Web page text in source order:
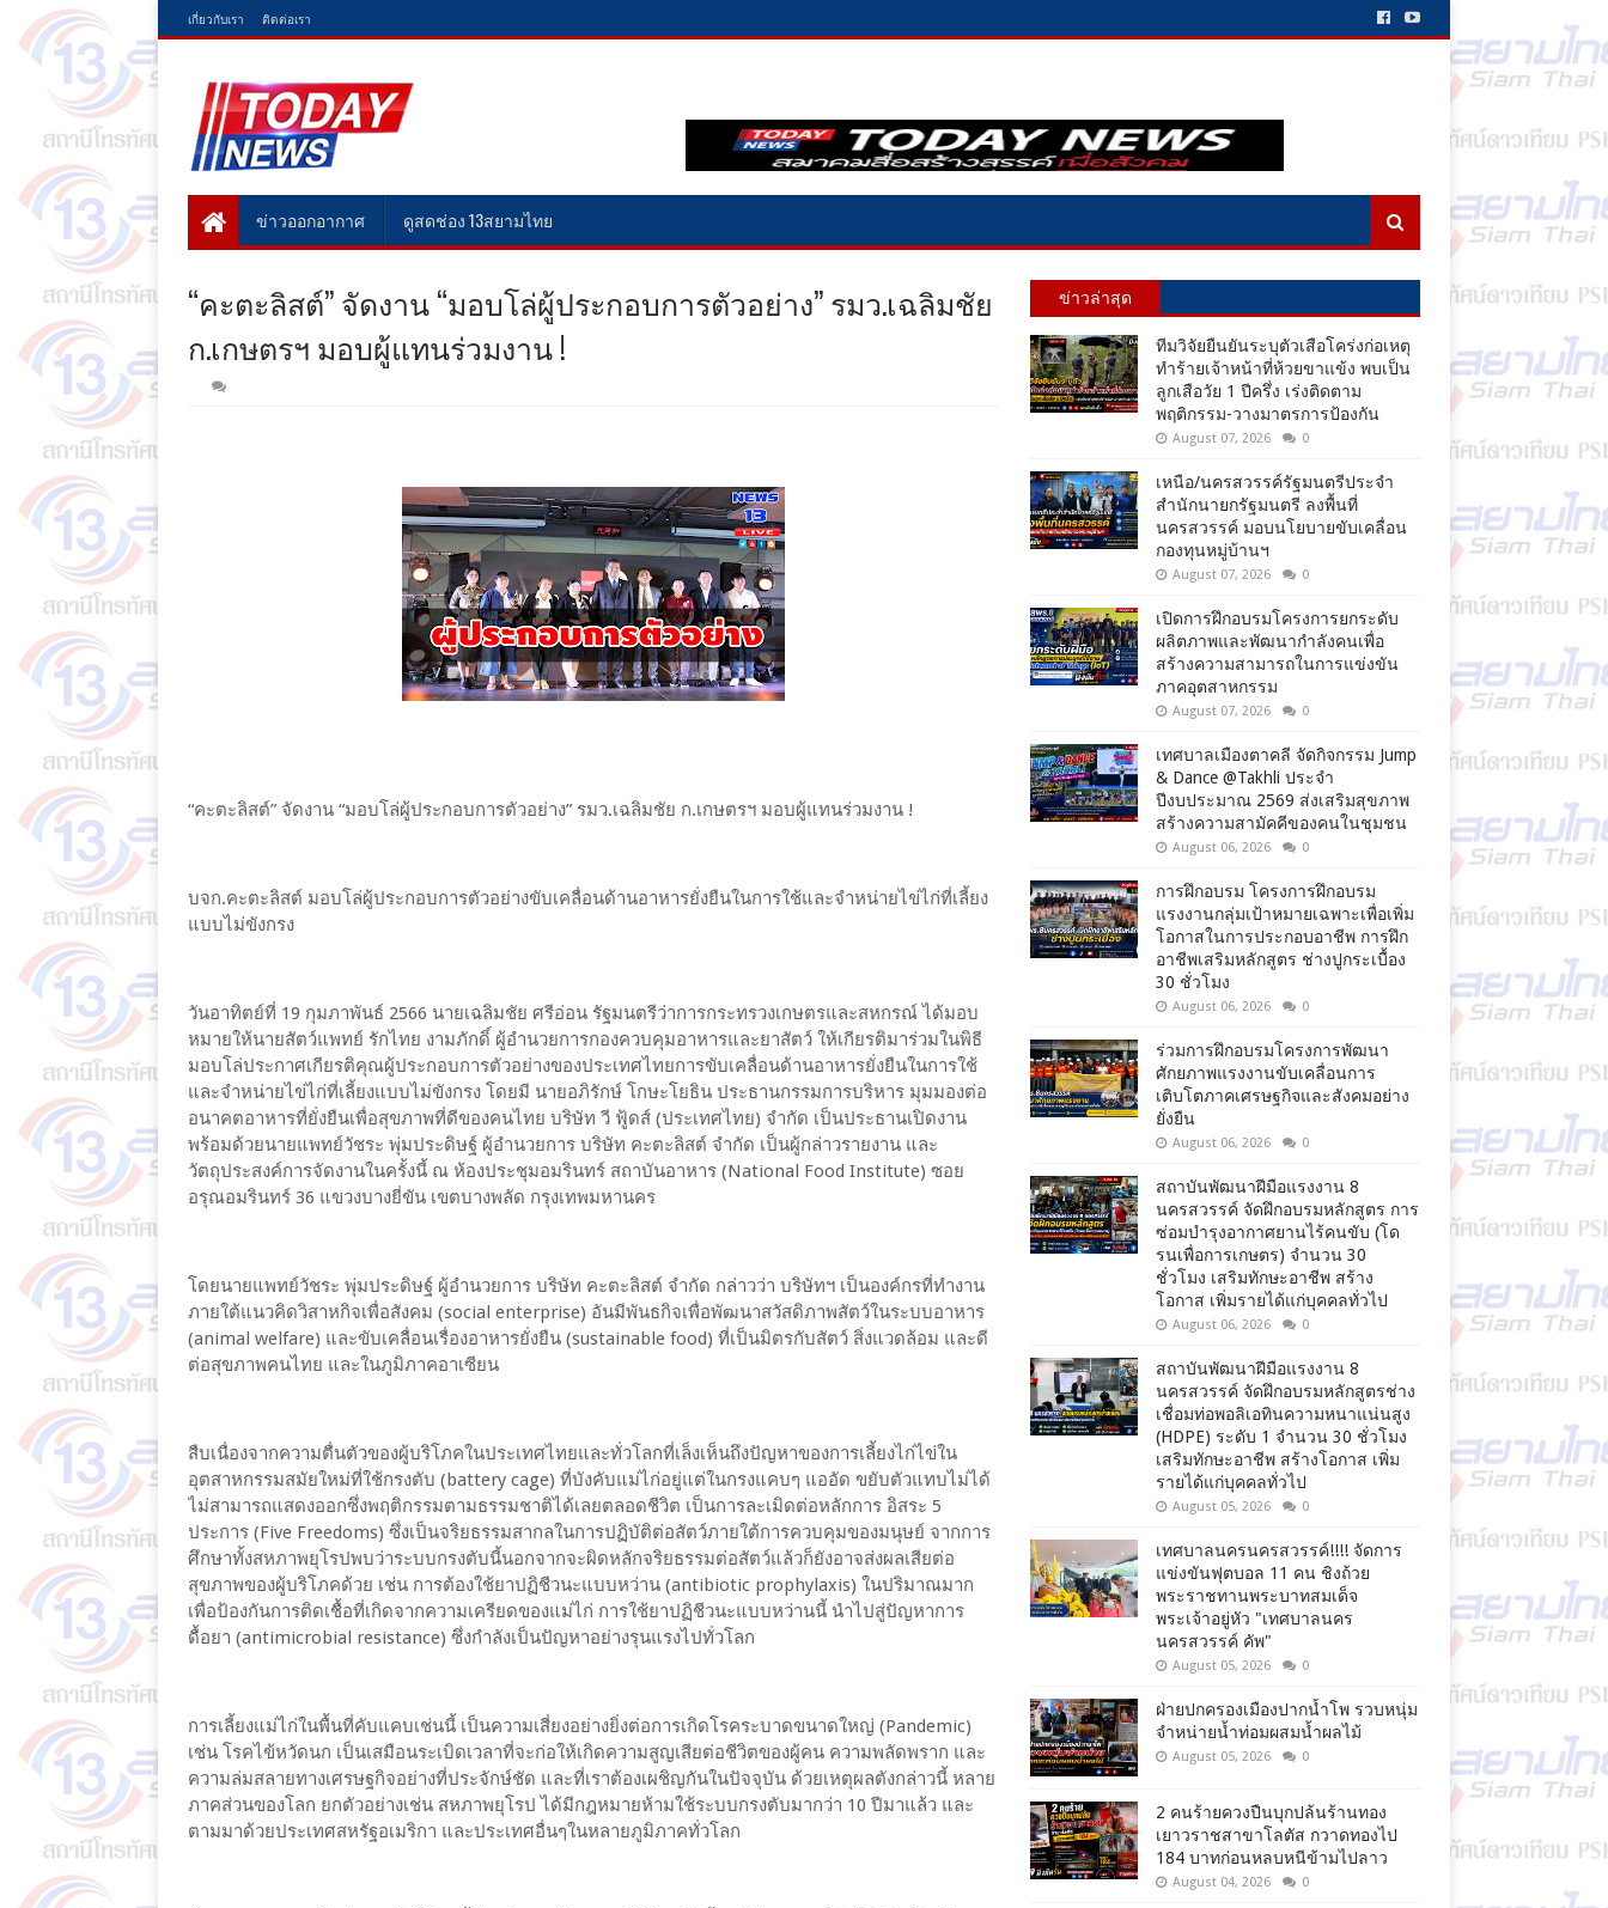
เกี่ยวกับเรา ติดต่อเรา
ข่าวออกอากาศ ดูสดช่อง 13สยามไทย
“คะตะลิสต์” จัดงาน “มอบโล่ผู้ประกอบการตัวอย่าง” รมว.เฉลิมชัย
ก.เกษตรฯ มอบผู้แทนร่วมงาน !
“คะตะลิสต์” จัดงาน “มอบโล่ผู้ประกอบการตัวอย่าง” รมว.เฉลิมชัย ก.เกษตรฯ มอบผู้แทนร่วมงาน !
บจก.คะตะลิสต์ มอบโล่ผู้ประกอบการตัวอย่างขับเคลื่อนด้านอาหารยั่งยืนในการใช้และจำหน่ายไข่ไก่ที่เลี้ยง
แบบไม่ขังกรง
วันอาทิตย์ที่ 19 กุมภาพันธ์ 2566 นายเฉลิมชัย ศรีอ่อน รัฐมนตรีว่าการกระทรวงเกษตรและสหกรณ์ ได้มอบ
หมายให้นายสัตว์แพทย์ รักไทย งามภักดิ์ ผู้อำนวยการกองควบคุมอาหารและยาสัตว์ ให้เกียรติมาร่วมในพิธี
มอบโล่ประกาศเกียรติคุณผู้ประกอบการตัวอย่างของประเทศไทยการขับเคลื่อนด้านอาหารยั่งยืนในการใช้
และจำหน่ายไข่ไก่ที่เลี้ยงแบบไม่ขังกรง โดยมี นายอภิรักษ์ โกษะโยธิน ประธานกรรมการบริหาร มุมมองต่อ
อนาคตอาหารที่ยั่งยืนเพื่อสุขภาพที่ดีของคนไทย บริษัท วี ฟู้ดส์ (ประเทศไทย) จำกัด เป็นประธานเปิดงาน
พร้อมด้วยนายแพทย์วัชระ พุ่มประดิษฐ์ ผู้อำนวยการ บริษัท คะตะลิสต์ จำกัด เป็นผู้กล่าวรายงาน และ
วัตถุประสงค์การจัดงานในครั้งนี้ ณ ห้องประชุมอมรินทร์ สถาบันอาหาร (National Food Institute) ซอย
อรุณอมรินทร์ 36 แขวงบางยี่ขัน เขตบางพลัด กรุงเทพมหานคร
โดยนายแพทย์วัชระ พุ่มประดิษฐ์ ผู้อำนวยการ บริษัท คะตะลิสต์ จำกัด กล่าวว่า บริษัทฯ เป็นองค์กรที่ทำงาน
ภายใต้แนวคิดวิสาหกิจเพื่อสังคม (social enterprise) อันมีพันธกิจเพื่อพัฒนาสวัสดิภาพสัตว์ในระบบอาหาร
(animal welfare) และขับเคลื่อนเรื่องอาหารยั่งยืน (sustainable food) ที่เป็นมิตรกับสัตว์ สิ่งแวดล้อม และดี
ต่อสุขภาพคนไทย และในภูมิภาคอาเซียน
สืบเนื่องจากความตื่นตัวของผู้บริโภคในประเทศไทยและทั่วโลกที่เล็งเห็นถึงปัญหาของการเลี้ยงไก่ไข่ใน
อุตสาหกรรมสมัยใหม่ที่ใช้กรงตับ (battery cage) ที่บังคับแม่ไก่อยู่แต่ในกรงแคบๆ แออัด ขยับตัวแทบไม่ได้
ไม่สามารถแสดงออกซึ่งพฤติกรรมตามธรรมชาติได้เลยตลอดชีวิต เป็นการละเมิดต่อหลักการ อิสระ 5
ประการ (Five Freedoms) ซึ่งเป็นจริยธรรมสากลในการปฏิบัติต่อสัตว์ภายใต้การควบคุมของมนุษย์ จากการ
ศึกษาทั้งสหภาพยุโรปพบว่าระบบกรงตับนี้นอกจากจะผิดหลักจริยธรรมต่อสัตว์แล้วก็ยังอาจส่งผลเสียต่อ
สุขภาพของผู้บริโภคด้วย เช่น การต้องใช้ยาปฏิชีวนะแบบหว่าน (antibiotic prophylaxis) ในปริมาณมาก
เพื่อป้องกันการติดเชื้อที่เกิดจากความเครียดของแม่ไก่ การใช้ยาปฏิชีวนะแบบหว่านนี้ นำไปสู่ปัญหาการ
ดื้อยา (antimicrobial resistance) ซึ่งกำลังเป็นปัญหาอย่างรุนแรงไปทั่วโลก
การเลี้ยงแม่ไก่ในพื้นที่คับแคบเช่นนี้ เป็นความเสี่ยงอย่างยิ่งต่อการเกิดโรคระบาดขนาดใหญ่ (Pandemic)
เช่น โรคไข้หวัดนก เป็นเสมือนระเบิดเวลาที่จะก่อให้เกิดความสูญเสียต่อชีวิตของผู้คน ความพลัดพราก และ
ความล่มสลายทางเศรษฐกิจอย่างที่ประจักษ์ชัด และที่เราต้องเผชิญกันในปัจจุบัน ด้วยเหตุผลตังกล่าวนี้ หลาย
ภาคส่วนของโลก ยกตัวอย่างเช่น สหภาพยุโรป ได้มีกฎหมายห้ามใช้ระบบกรงตับมากว่า 10 ปีมาแล้ว และ
ตามมาด้วยประเทศสหรัฐอเมริกา และประเทศอื่นๆในหลายภูมิภาคทั่วโลก
ข่าวล่าสุด
ทีมวิจัยยืนยันระบุตัวเสือโคร่งก่อเหตุ
ทำร้ายเจ้าหน้าที่ห้วยขาแข้ง พบเป็น
ลูกเสือวัย 1 ปีครึ่ง เร่งติดตาม
พฤติกรรม-วางมาตรการป้องกัน
August 07, 2026 0
เหนือ/นครสวรรค์รัฐมนตรีประจำ
สำนักนายกรัฐมนตรี ลงพื้นที่
นครสวรรค์ มอบนโยบายขับเคลื่อน
กองทุนหมู่บ้านฯ
August 07, 2026 0
เปิดการฝึกอบรมโครงการยกระดับ
ผลิตภาพและพัฒนากำลังคนเพื่อ
สร้างความสามารถในการแข่งขัน
ภาคอุตสาหกรรม
August 07, 2026 0
เทศบาลเมืองตาคลี จัดกิจกรรม Jump
& Dance @Takhli ประจำ
ปีงบประมาณ 2569 ส่งเสริมสุขภาพ
สร้างความสามัคคีของคนในชุมชน
August 06, 2026 0
การฝึกอบรม โครงการฝึกอบรม
แรงงานกลุ่มเป้าหมายเฉพาะเพื่อเพิ่ม
โอกาสในการประกอบอาชีพ การฝึก
อาชีพเสริมหลักสูตร ช่างปูกระเบื้อง
30 ชั่วโมง
August 06, 2026 0
ร่วมการฝึกอบรมโครงการพัฒนา
ศักยภาพแรงงานขับเคลื่อนการ
เติบโตภาคเศรษฐกิจและสังคมอย่าง
ยั่งยืน
August 06, 2026 0
สถาบันพัฒนาฝีมือแรงงาน 8
นครสวรรค์ จัดฝึกอบรมหลักสูตร การ
ซ่อมบำรุงอากาศยานไร้คนขับ (โด
รนเพื่อการเกษตร) จำนวน 30
ชั่วโมง เสริมทักษะอาชีพ สร้าง
โอกาส เพิ่มรายได้แก่บุคคลทั่วไป
August 06, 2026 0
สถาบันพัฒนาฝีมือแรงงาน 8
นครสวรรค์ จัดฝึกอบรมหลักสูตรช่าง
เชื่อมท่อพอลิเอทินความหนาแน่นสูง
(HDPE) ระดับ 1 จำนวน 30 ชั่วโมง
เสริมทักษะอาชีพ สร้างโอกาส เพิ่ม
รายได้แก่บุคคลทั่วไป
August 05, 2026 0
เทศบาลนครนครสวรรค์!!!! จัดการ
แข่งขันฟุตบอล 11 คน ชิงถ้วย
พระราชทานพระบาทสมเด็จ
พระเจ้าอยู่หัว "เทศบาลนคร
นครสวรรค์ คัพ"
August 05, 2026 0
ฝ่ายปกครองเมืองปากน้ำโพ รวบหนุ่ม
จำหน่ายน้ำท่อมผสมน้ำผลไม้
August 05, 2026 0
2 คนร้ายควงปืนบุกปล้นร้านทอง
เยาวราชสาขาโลตัส กวาดทองไป
184 บาทก่อนหลบหนีข้ามไปลาว
August 04, 2026 0